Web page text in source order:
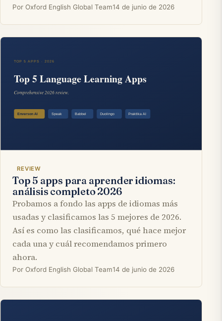
Por Oxford English Global Team14 de junio de 2026
REVIEW
Top 5 apps para aprender idiomas:
análisis completo 2026
Probamos a fondo las apps de idiomas más
usadas y clasificamos las 5 mejores de 2026.
Así es como las clasificamos, qué hace mejor
cada una y cuál recomendamos primero
ahora.
Por Oxford English Global Team14 de junio de 2026